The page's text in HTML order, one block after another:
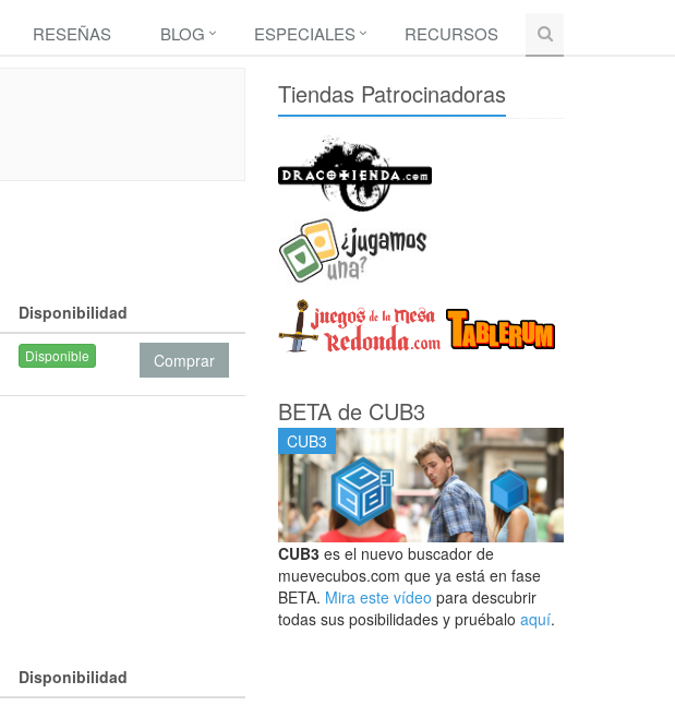
RESEÑAS BLOG ESPECIALES RECURSOS
Disponibilidad
Disponible Comprar
Disponibilidad
Tiendas Patrocinadoras
BETA de CUB3
CUB3
CUB3es el nuevo buscador de
muevecubos.com que ya está en fase
BETA. Mira este vídeo para descubrir
todas sus posibilidades y pruébalo aquí.